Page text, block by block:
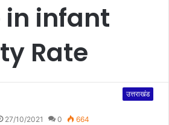
in infant
Rate
उत्तराखंड
27/10/2021 0 664